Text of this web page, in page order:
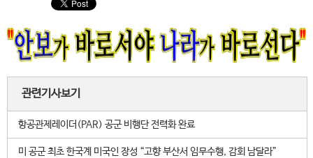
관련기사보기
항공관제레이더(PAR) 공군 비행단 전력화 완료
미 공군 최초 한국계 미국인 장성 “고향 부산서 임무수행, 감회 남달라”